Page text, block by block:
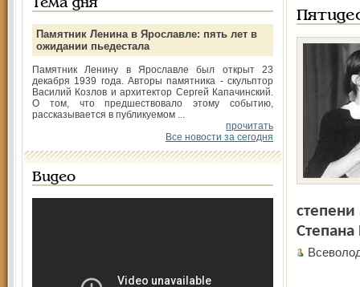
Тема дня
Памятник Ленина в Ярославле: пять лет в
ожидании пьедестала
Памятник Ленину в Ярославле был открыт 23
декабря 1939 года. Авторы памятника - скульптор
Василий Козлов и архитектор Сергей Капачинский.
О том, что предшествовало этому событию,
рассказывается в публикуемом ...
прочитать
Все новости за сегодня
Видео